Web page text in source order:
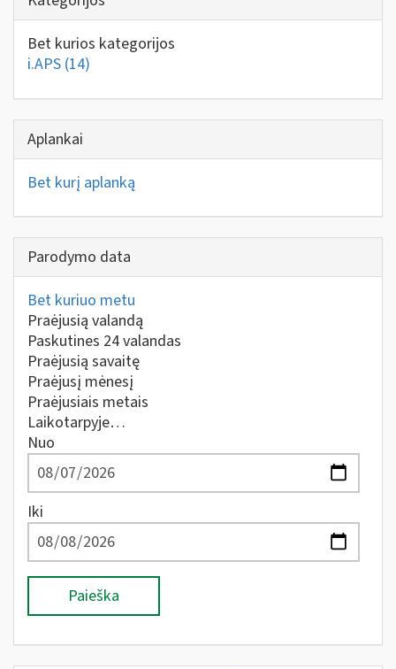
Bet kurios kategorijos
i.APS (14)
Aplankai
Bet kurį aplanką
Parodymo data
Bet kuriuo metu
Praėjusią valandą
Paskutines 24 valandas
Praėjusią savaitę
Praėjusį mėnesį
Praėjusiais metais
Laikotarpyje…
Nuo
Iki
Paieška